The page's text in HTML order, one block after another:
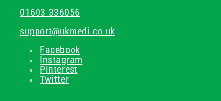
01603 336056
support@ukmedi.co.uk
Facebook
Instagram
Pinterest
Twitter